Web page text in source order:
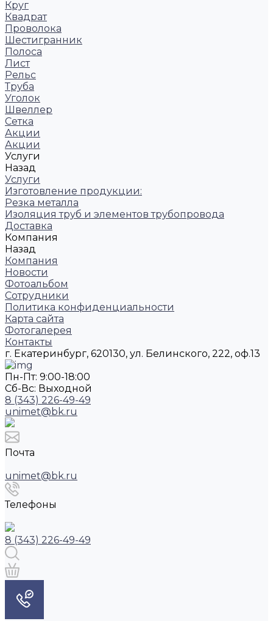
Круг
Квадрат
Проволока
Шестигранник
Полоса
Лист
Рельс
Труба
Уголок
Швеллер
Сетка
Акции
Акции
Услуги
Назад
Услуги
Изготовление продукции:
Резка металла
Изоляция труб и элементов трубопровода
Доставка
Компания
Назад
Компания
Новости
Фотоальбом
Сотрудники
Политика конфиденциальности
Карта сайта
Фотогалерея
Контакты
г. Екатеринбург, 620130, ул. Белинского, 222, оф.13
Пн-Пт: 9:00-18:00
Cб-Вс: Выходной
8 (343) 226-49-49
unimet@bk.ru
Почта
unimet@bk.ru
Телефоны
8 (343) 226-49-49